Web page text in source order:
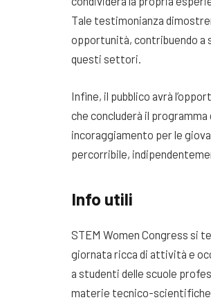
Tale testimonianza
opportunità, contribuendo a
questi settori.
Infine, il pubblico avrà
che concluderà il
incoraggiamento per le
percorribile,
Info utili
STEM Women Congress si
giornata ricca di attività e
a studenti delle scuole
materie tecnico-scientifiche.